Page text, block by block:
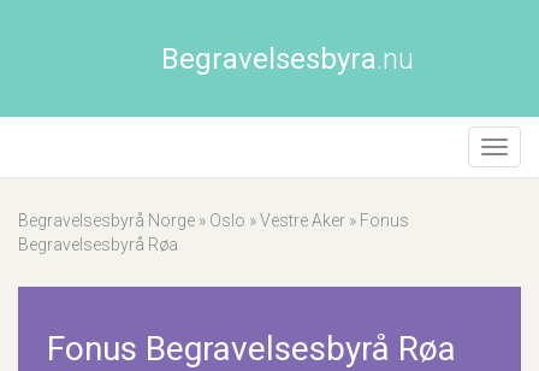
Begravelsesbyra.nu
Begravelsesbyrå Norge » Oslo »Vestre Aker » Fonus
Begravelsesbyrå Røa
Fonus Begravelsesbyrå Røa